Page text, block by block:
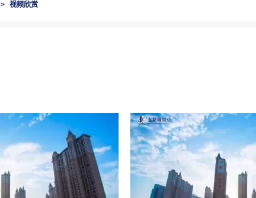
> 视频欣赏